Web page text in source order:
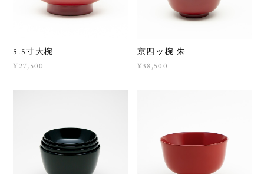
5.5寸大椀
¥27,500
京四ッ椀 朱
¥38,500